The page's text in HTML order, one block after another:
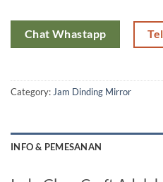
Chat Whastapp
Category: Jam Dinding Mirror
INFO & PEMESANAN